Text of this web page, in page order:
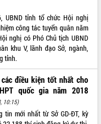
UBND tỉnh tổ chức Hội nghị
công tác tuyển quân năm
nghị có Phó Chủ tịch UBND
khu V, lãnh đạo Sở, ngành,
tỉnh.
điều kiện tốt nhất cho
quốc gia năm 2018
10:15)
tin mới nhất từ Sở GD-ĐT, kỳ